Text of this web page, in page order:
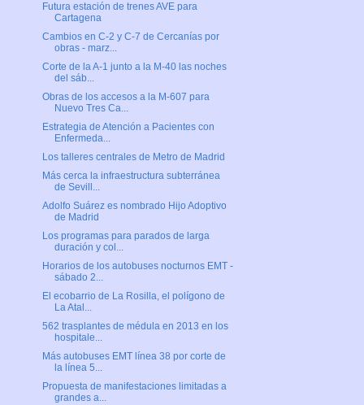
Futura estación de trenes AVE para
Cartagena
Cambios en C-2 y C-7 de Cercanías por
obras - marz...
Corte de la A-1 junto a la M-40 las noches
del sáb...
Obras de los accesos a la M-607 para
Nuevo Tres Ca...
Estrategia de Atención a Pacientes con
Enfermeda...
Los talleres centrales de Metro de Madrid
Más cerca la infraestructura subterránea
de Sevill...
Adolfo Suárez es nombrado Hijo Adoptivo
de Madrid
Los programas para parados de larga
duración y col...
Horarios de los autobuses nocturnos EMT -
sábado 2...
El ecobarrio de La Rosilla, el polígono de
La Atal...
562 trasplantes de médula en 2013 en los
hospitale...
Más autobuses EMT línea 38 por corte de
la línea 5...
Propuesta de manifestaciones limitadas a
grandes a...